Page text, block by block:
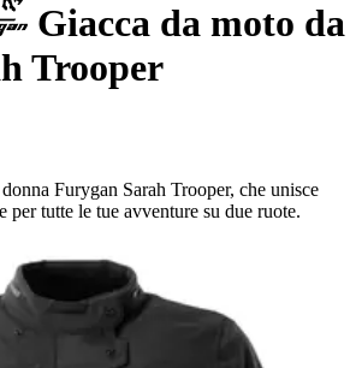
Giacca da moto da
Trooper
Furygan Sarah Trooper, che unisce
per tutte le tue avventure su due ruote.